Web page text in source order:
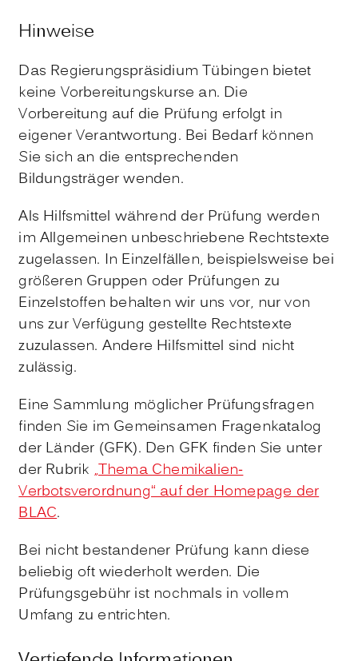
Hinweise
Das Regierungspräsidium Tübingen bietet
keine Vorbereitungskurse an. Die
Vorbereitung auf die Prüfung erfolgt in
eigener Verantwortung. Bei Bedarf können
Sie sich an die entsprechenden
Bildungsträger wenden.
Als Hilfsmittel während der Prüfung werden
im Allgemeinen unbeschriebene Rechtstexte
zugelassen. In Einzelfällen, beispielsweise bei
größeren Gruppen oder Prüfungen zu
Einzelstoffen behalten wir uns vor, nur von
uns zur Verfügung gestellte Rechtstexte
zuzulassen. Andere Hilfsmittel sind nicht
zulässig.
Eine Sammlung möglicher Prüfungsfragen
finden Sie im Gemeinsamen Fragenkatalog
der Länder (GFK). Den GFK finden Sie unter
der Rubrik „Thema Chemikalien-
Verbotsverordnung“ auf der Homepage der
BLAC.
Bei nicht bestandener Prüfung kann diese
beliebig oft wiederholt werden. Die
Prüfungsgebühr ist nochmals in vollem
Umfang zu entrichten.